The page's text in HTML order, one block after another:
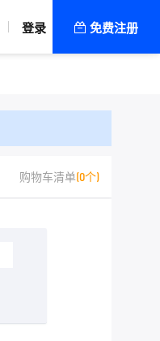
登录 免费注册
购物车清单(0个)